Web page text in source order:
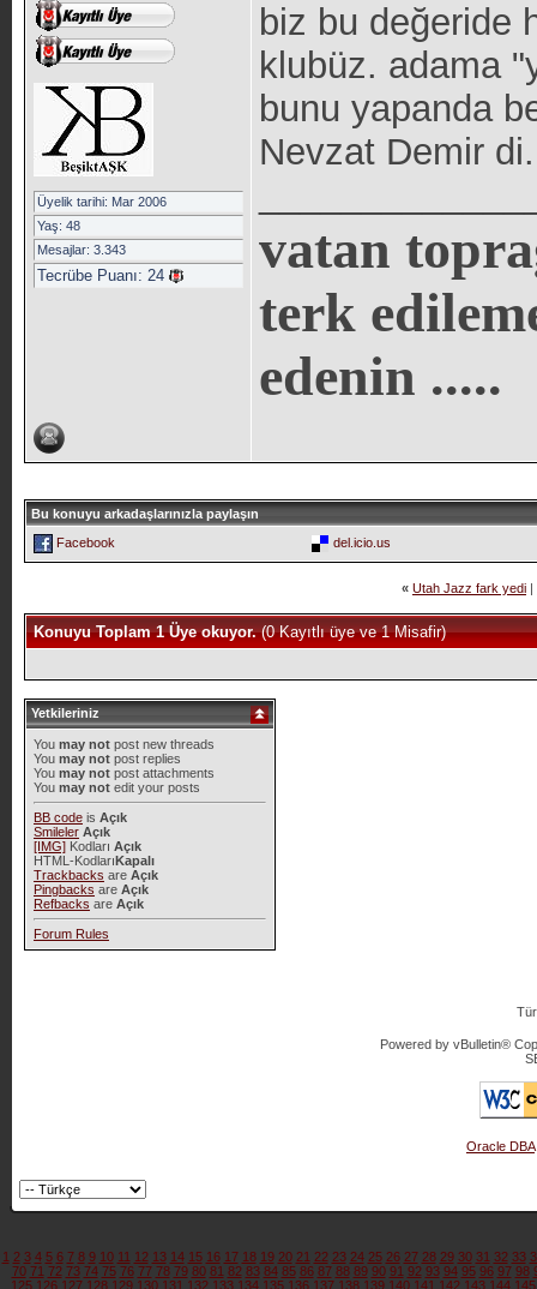
Üyelik tarihi: Mar 2006
Yaş: 48
Mesajlar: 3.343
Tecrübe Puanı: 24
biz bu değeride
klubüz. adama
bunu yapanda
Nevzat Demir di.
vatan
terk
edenin .....
Bu konuyu arkadaşlarınızla paylaşın
Facebook
del.icio.us
« Utah Jazz fark yedi|
Konuyu Toplam 1 Üye okuyor.(0 Kayıtlı üye ve 1 Misafir)
Yetkileriniz
You may notpost new threads
You may notpost replies
You may notpost attachments
You may notedit your posts
BB codeis Açık
Smileler Açık
[IMG]Kodları Açık
HTML-KodlarıKapalı
Trackbacks are Açık
Pingbacks are Açık
Refbacks are Açık
Forum Rules
Powered by vBulletin®
Oracle DBA
1 2 3 4 5 6 7 8 9 10 11 12 13 14 15 16 17 18 19 20 21 22 23 24 25 26 27 28 29 30 31 32 33
70 71 72 73 74 75 76 77 78 79 80 81 82 83 84 85 86 87 88 89 90 91 92 93 94 95 96 97 98
125 126 127 128 129 130 131 132 133 134 135 136 137 138 139 140 141 142 143 144 145